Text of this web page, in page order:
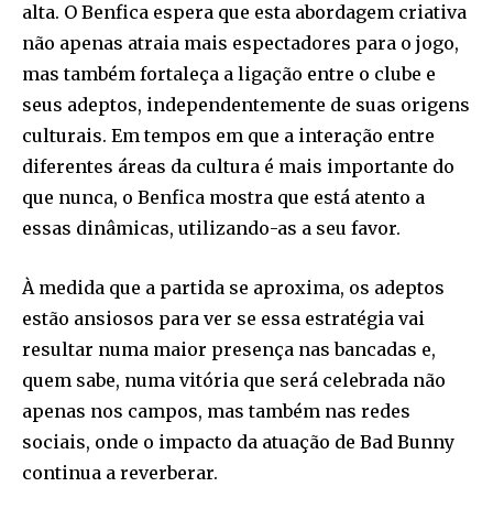
alta. O Benfica espera que esta abordagem criativa
não apenas atraia mais espectadores para o jogo,
mas também fortaleça a ligação entre o clube e
seus adeptos, independentemente de suas origens
culturais. Em tempos em que a interação entre
diferentes áreas da cultura é mais importante do
que nunca, o Benfica mostra que está atento a
essas dinâmicas, utilizando-as a seu favor.
À medida que a partida se aproxima, os adeptos
estão ansiosos para ver se essa estratégia vai
resultar numa maior presença nas bancadas e,
quem sabe, numa vitória que será celebrada não
apenas nos campos, mas também nas redes
sociais, onde o impacto da atuação de Bad Bunny
continua a reverberar.